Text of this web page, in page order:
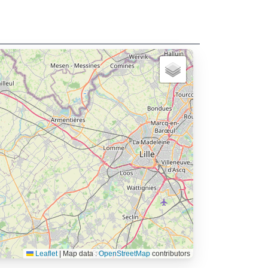
Leaflet Map data :OpenStreetMapcontributors